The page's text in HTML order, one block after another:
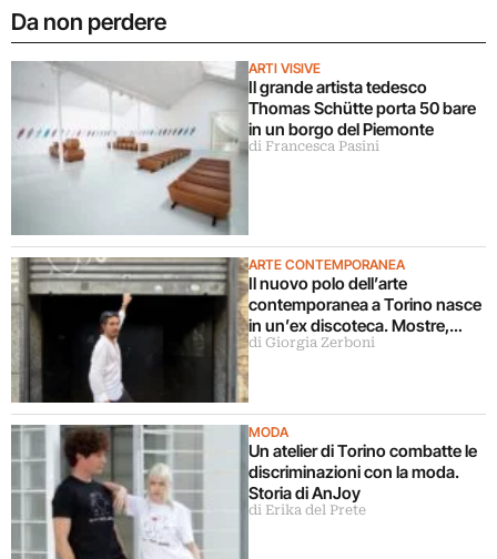
Da non perdere
ARTI VISIVE
Il grande artista tedesco
Thomas Schütte porta 50 bare
in un borgo del Piemonte
di Francesca Pasini
ARTE CONTEMPORANEA
Il nuovo polo dell’arte
contemporanea a Torino nasce
in un’ex discoteca. Mostre,
cinema, teatro, concerti,
di Giorgia Zerboni
MODA
Un atelier di Torino combatte le
discriminazioni con la moda.
Storia di AnJoy
di Erika del Prete